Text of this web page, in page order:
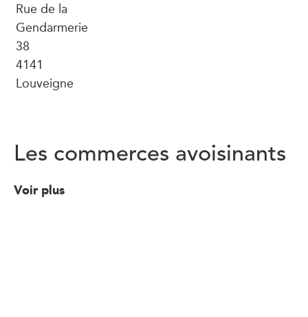
Rue de la
Gendarmerie
38
4141
Louveigne
Les commerces avoisinants
Voir plus